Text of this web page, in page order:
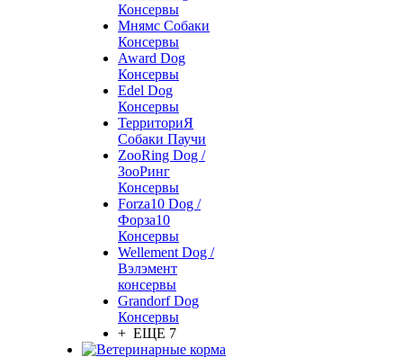
Консервы
Мнямс Собаки
Консервы
Award Dog
Консервы
Edel Dog
Консервы
ТерриториЯ
Собаки Паучи
ZooRing Dog /
ЗооРинг
Консервы
Forza10 Dog /
Форза10
Консервы
Wellement Dog /
Вэлэмент
консервы
Grandorf Dog
Консервы
+ ЕЩЕ 7